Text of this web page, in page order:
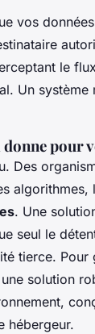
vos
le
Un
pour
Des
. Une
seul le
tierce.
solution
hébergeur.